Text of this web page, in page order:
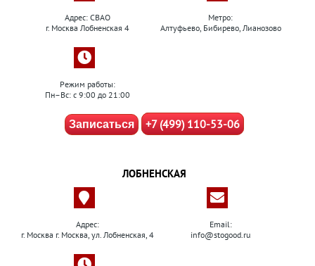
Адрес: СВАО
г. Москва Лобненская 4
Метро:
Алтуфьево, Бибирево, Лианозово
Режим работы:
Пн–Вс: с 9:00 до 21:00
Записаться +7 (499) 110-53-06
ЛОБНЕНСКАЯ
Адрес:
г. Москва г. Москва, ул. Лобненская, 4
Email:
info@stogood.ru